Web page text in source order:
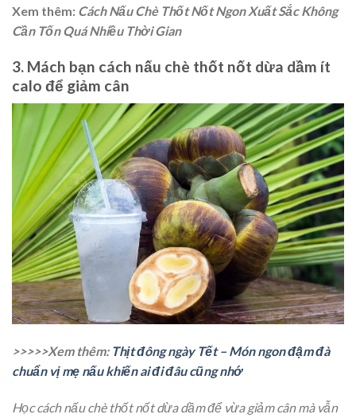
Xem thêm: Cách Nấu Chè Thốt Nốt Ngon Xuất Sắc Không
Cần Tốn Quá Nhiều Thời Gian
3. Mách bạn cách nấu chè thốt nốt dừa dầm ít
calo để giảm cân
>>>>>Xem thêm: Thịt đông ngày Tết – Món ngon đậm đà
chuẩn vị mẹ nấu khiến ai đi đâu cũng nhớ
Học cách nấu chè thốt nốt dừa dầm để vừa giảm cân mà vẫn